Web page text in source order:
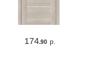
174.90 р.